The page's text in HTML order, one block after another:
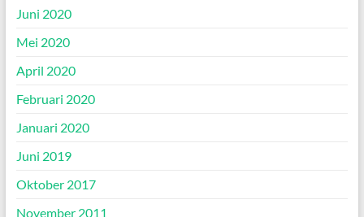
Juni 2020
Mei 2020
April 2020
Februari 2020
Januari 2020
Juni 2019
Oktober 2017
November 2011